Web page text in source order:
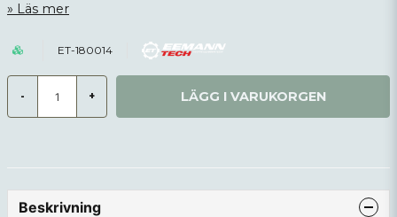
Läs mer
ET-180014
- + LÄGG I VARUKORGEN
Beskrivning